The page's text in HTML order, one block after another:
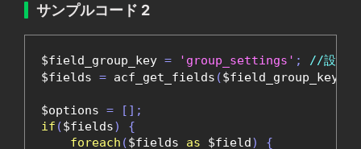
サンプルコード 2
$field_group_key = 'group_settings' ;
//設定用
$fields = acf_get_fields ($field_group_key
$options =
[];
if ($fields)
{
foreach ($fields as $field) {